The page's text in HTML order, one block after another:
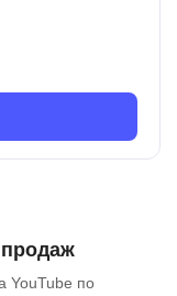
YouTube по